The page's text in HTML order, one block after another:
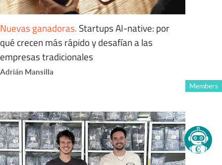
Nuevas ganadoras. Startups AI-native: por
qué crecen más rápido y desafían a las
empresas tradicionales
Adrián Mansilla
Members